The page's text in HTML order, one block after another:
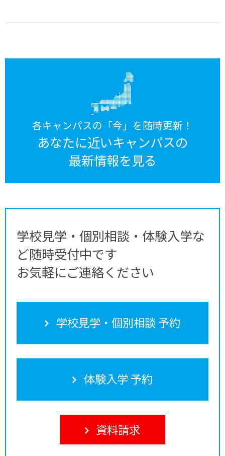
各キャンパスの「今」を随時更新！
あなたに近いキャンパスの
最新情報を見る
学校見学・個別相談・体験入学な
ど随時受付中です
お気軽にご連絡ください
学校見学・個別相談 予約
体験入学 予約
資料請求